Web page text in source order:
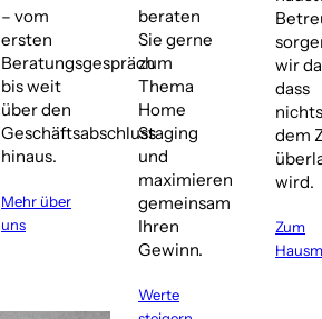
– vom
ersten
Beratungsgespräch
bis weit
über den
Geschäftsabschluss
hinaus.
Mehr über
uns
beraten
Sie gerne
zum
Thema
Home
Staging
und
maximieren
gemeinsam
Ihren
Gewinn.
Werte
wir
dass
dem
wird.
Zum